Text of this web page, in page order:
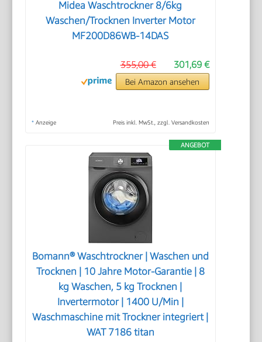
Midea Waschtrockner 8/6kg
Waschen/Trocknen Inverter Motor
MF200D86WB-14DAS
301,69 €
355,00 €
Bei Amazon ansehen
* Anzeige Preis inkl. MwSt., zzgl. Versandkosten
ANGEBOT
Bomann® Waschtrockner | Waschen und
Trocknen | 10 Jahre Motor-Garantie | 8
kg Waschen, 5 kg Trocknen |
Invertermotor | 1400 U/Min |
Waschmaschine mit Trockner integriert |
WAT 7186 titan